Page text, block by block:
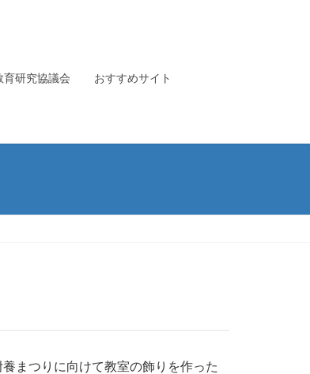
研究協議会 おすすめサイト
まつりに向けて教室の飾りを作った